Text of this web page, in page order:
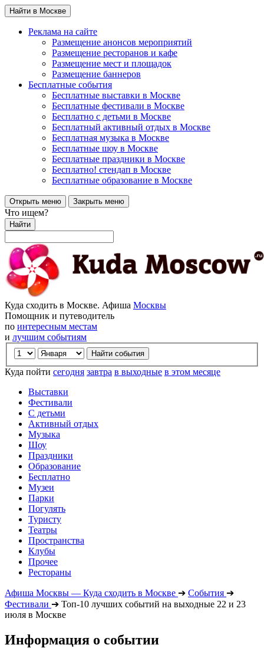
Найти в Москве
Реклама на сайте
Размещение анонсов мероприятий
Размещение ресторанов и кафе
Размещение мест и площадок
Размещение баннеров
Бесплатные события
Бесплатные выставки в Москве
Бесплатные фестивали в Москве
Бесплатно с детьми в Москве
Бесплатный активный отдых в Москве
Бесплатная музыка в Москве
Бесплатные шоу в Москве
Бесплатные праздники в Москве
Бесплатно! стендап в Москве
Бесплатные образование в Москве
Открыть меню Закрыть меню
Что ищем?
Найти
Куда сходить в Москве. Афиша Москвы
Помощник и путеводитель
по интересным местам
и лучшим событиям
Куда пойти сегодня завтра в выходные в этом месяце
Выставки
Фестивали
С детьми
Активный отдых
Музыка
Шоу
Праздники
Образование
Бесплатно
Музеи
Парки
Погулять
Туристу
Театры
Пространства
Клубы
Прочее
Рестораны
Афиша Москвы — Куда сходить в Москве ➔ События ➔
Фестивали ➔ Топ-10 лучших событий на выходные 22 и 23
июля в Москве
Информация о событии